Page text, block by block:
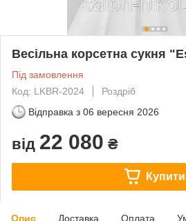
Весільна корсетна сукня
Під замовлення
Код: LKBR-2024
Роздріб
Відправка з 06 вересня 2026
від 22 080 ₴
Купити
Опис Доставка Оплата